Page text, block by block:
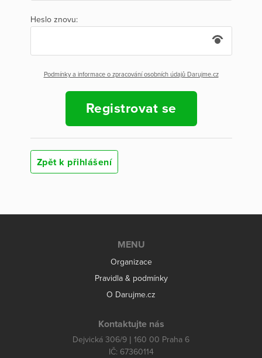
Heslo znovu:
Podmínky a informace o zpracování osobních údajů Darujme.cz
Registrovat se
Zpět k přihlášení
MENU
Organizace
Pravidla & podmínky
O Darujme.cz
Kontaktujte nás
Dejvická 306/9 | 160 00 Praha 6
IČ: 67360114